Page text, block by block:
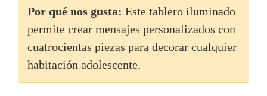
Por qué nos gusta: Este tablero iluminado
permite crear mensajes personalizados con
cuatrocientas piezas para decorar cualquier
habitación adolescente.